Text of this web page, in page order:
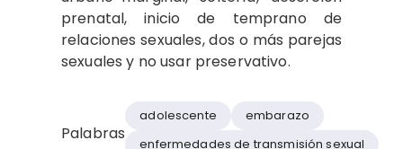
prenatal, inicio de temprano de
relaciones sexuales, dos o más parejas
sexuales y no usar preservativo.
Palabras
adolescente
embarazo
enfermedades de transmisión sexual